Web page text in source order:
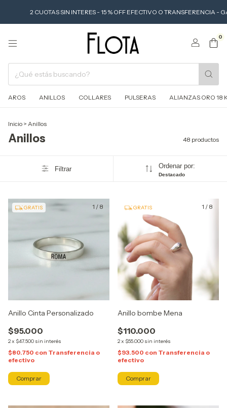
SIN INTERES - 15 % OFF EFECTIVO O TRANSFERENCIA - GARANTÍA DE
0
AROS ANILLOS COLLARES PULSERAS ALIANZAS ORO 18
Inicio > Anillos
Anillos 48 productos
Filtrar Ordenar por:
Destacado
1 / 8
GRATIS
Anillo Cinta Personalizado
$95.000
2x $47.500 sin interés
$80.750 con Transferencia o
efectivo
Comprar
1 / 8
GRATIS
Anillo bombe Mena
$110.000
2x $55.000 sin interés
$93.500 con Transferencia o
efectivo
Comprar